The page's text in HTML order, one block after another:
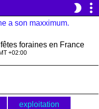
brightness_2 more_vert
foraines en France
+02:00
exploitation